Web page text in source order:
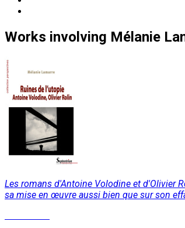
Works involving Mélanie
Les romans d'Antoine Volodine et d'Olivier
sa mise en œuvre aussi bien que sur son